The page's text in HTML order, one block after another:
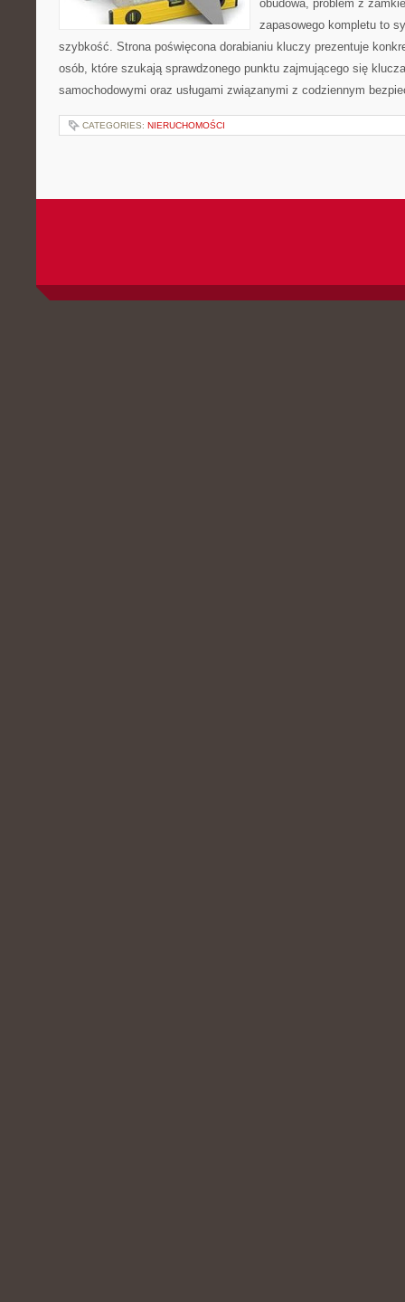
obudowa, problem z
zapasowego kompletu to
szybkość. Strona poświęcona dorabianiu kluczy prezentuje
osób, które szukają sprawdzonego punktu zajmującego się
samochodowymi oraz usługami związanymi z codziennym
CATEGORIES: NIERUCHOMOŚCI